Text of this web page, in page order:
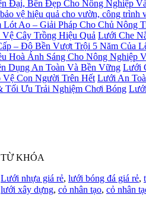
Lưới Che
Lưới
Lưới An
TỪ KHÓA
Lưới nhựa giá rẻ, lưới bóng đá giá rẻ,
lưới xây dựng, cỏ nhân tạo, cỏ nhân